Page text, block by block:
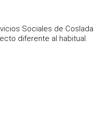
Sociales de Coslada
diferente al habitual.